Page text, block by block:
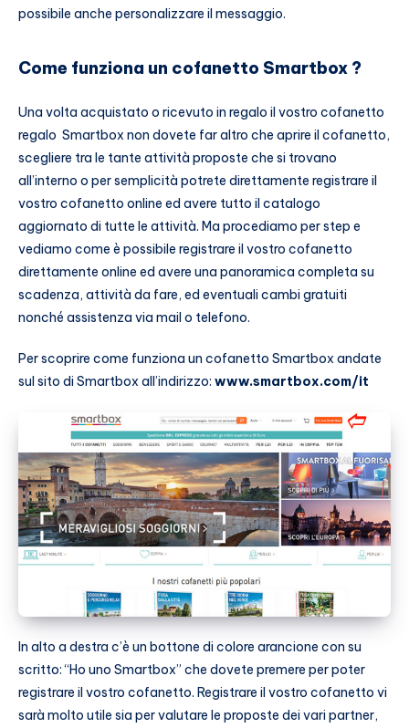
possibile anche personalizzare il messaggio.
Come funziona un cofanetto Smartbox ?
Una volta acquistato o ricevuto in regalo il vostro cofanetto
regalo Smartbox non dovete far altro che aprire il cofanetto,
scegliere tra le tante attività proposte che si trovano
all’interno o per semplicità potrete direttamente registrare il
vostro cofanetto online ed avere tutto il catalogo
aggiornato di tutte le attività. Ma procediamo per step e
vediamo come è possibile registrare il vostro cofanetto
direttamente online ed avere una panoramica completa su
scadenza, attività da fare, ed eventuali cambi gratuiti
nonché assistenza via mail o telefono.
Per scoprire come funziona un cofanetto Smartbox andate
sul sito di Smartbox all’indirizzo: www.smartbox.com/it
In alto a destra c’è un bottone di colore arancione con su
scritto: “Ho uno Smartbox” che dovete premere per poter
registrare il vostro cofanetto. Registrare il vostro cofanetto vi
sarà molto utile sia per valutare le proposte dei vari partner,